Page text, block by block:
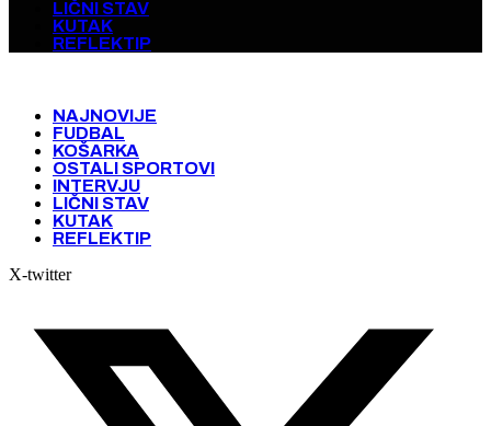
LIČNI STAV
KUTAK
REFLEKTIP
NAJNOVIJE
FUDBAL
KOŠARKA
OSTALI SPORTOVI
INTERVJU
LIČNI STAV
KUTAK
REFLEKTIP
X-twitter